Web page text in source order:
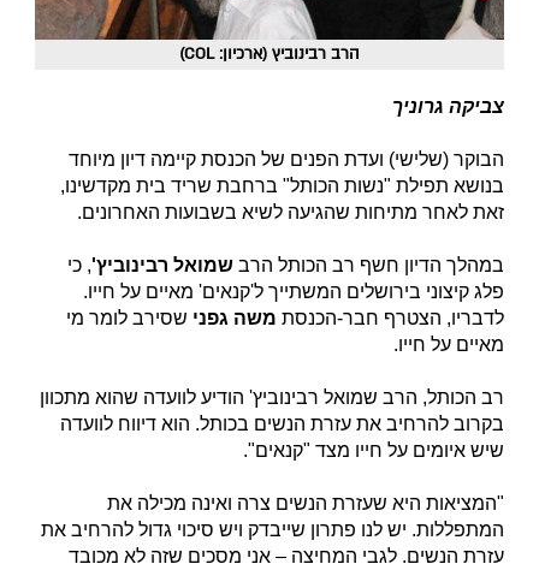
הרב רבינוביץ (ארכיון: COL)
צביקה גרוניך
הבוקר (שלישי) ועדת הפנים של הכנסת קיימה דיון מיוחד
בנושא תפילת "נשות הכותל" ברחבת שריד בית מקדשינו,
זאת לאחר מתיחות שהגיעה לשיא בשבועות האחרונים.
במהלך הדיון חשף רב הכותל הרב שמואל רבינוביץ', כי
פלג קיצוני בירושלים המשתייך ל'קנאים' מאיים על חייו.
לדבריו, הצטרף חבר-הכנסת משה גפני שסירב לומר מי
מאיים על חייו.
רב הכותל, הרב שמואל רבינוביץ' הודיע לוועדה שהוא מתכוון
בקרוב להרחיב את עזרת הנשים בכותל. הוא דיווח לוועדה
שיש איומים על חייו מצד "קנאים".
"המציאות היא שעזרת הנשים צרה ואינה מכילה את
המתפללות. יש לנו פתרון שייבדק ויש סיכוי גדול להרחיב את
עזרת הנשים. לגבי המחיצה – אני מסכים שזה לא מכובד